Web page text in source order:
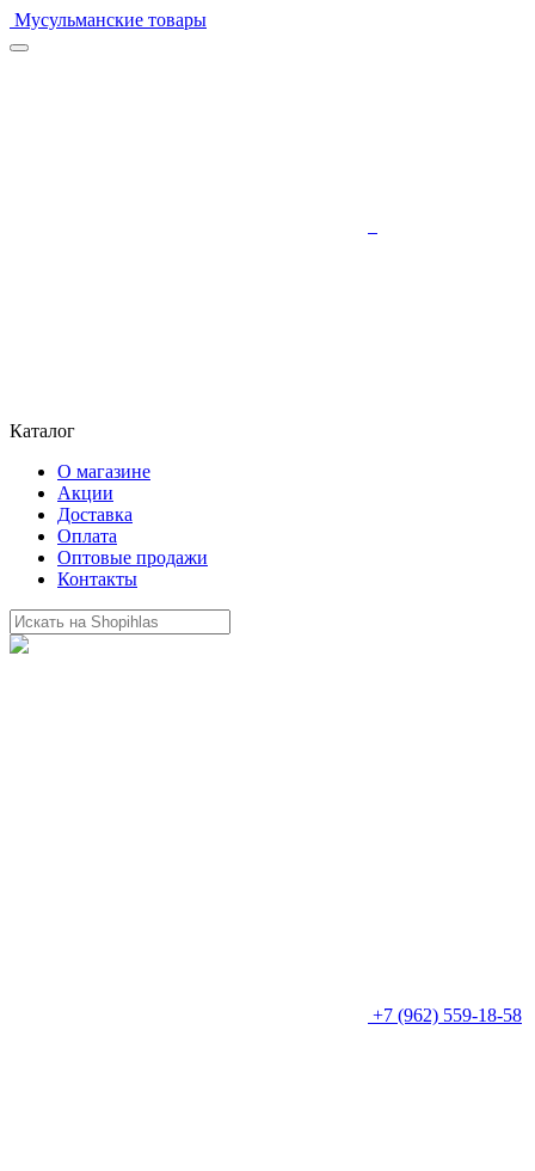
Мусульманские товары
Каталог
О магазине
Акции
Доставка
Оплата
Оптовые продажи
Контакты
+7 (962) 559-18-58